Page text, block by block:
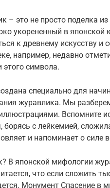
– это не просто поделка
укорененный в
к древнему искусству и
например, недавно
этого символа.
специально для
журавлика. Мы
Вспомните
борясь с лейкемией,
и напоминает о силе
В японской мифологии
что если сложить
Монумент Спасение в